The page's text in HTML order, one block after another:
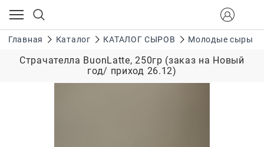
Главная Каталог КАТАЛОГ СЫРОВ Молодые сыры
Страчателла BuonLatte, 250гр (заказ на Новый
год/ приход 26.12)